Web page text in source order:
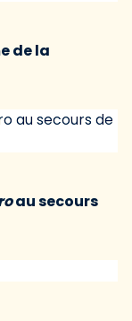
de la
au secours